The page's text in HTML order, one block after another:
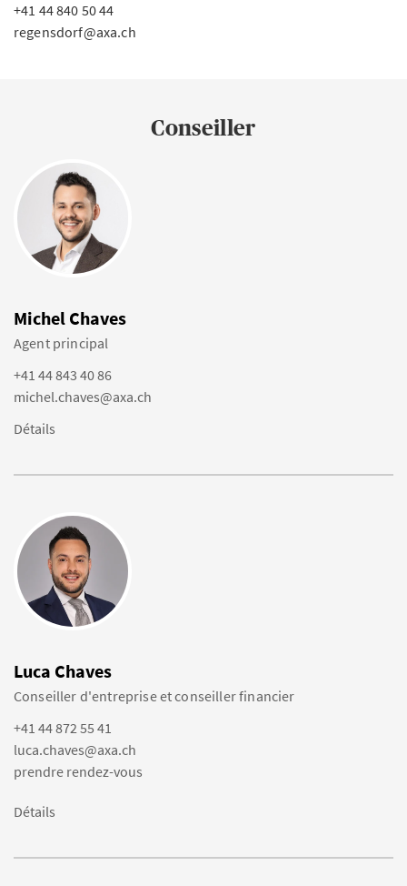
+41 44 840 50 44
regensdorf@axa.ch
Conseiller
Michel Chaves
Agent principal
+41 44 843 40 86
michel.chaves@axa.ch
Détails
Luca Chaves
Conseiller d'entreprise et conseiller financier
+41 44 872 55 41
luca.chaves@axa.ch
prendre rendez-vous
Détails